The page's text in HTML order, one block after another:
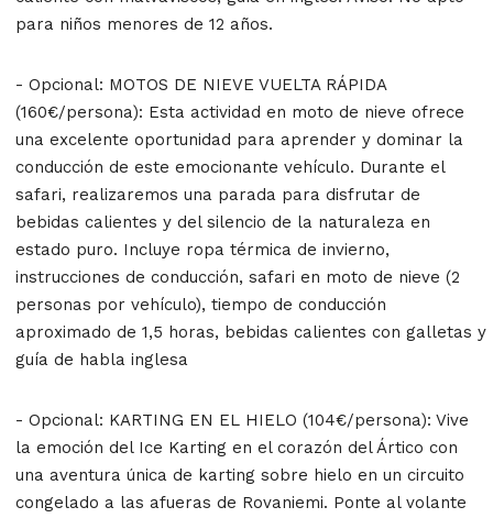
para niños menores de 12 años.
- Opcional: MOTOS DE NIEVE VUELTA RÁPIDA
(160€/persona): Esta actividad en moto de nieve ofrece
una excelente oportunidad para aprender y dominar la
conducción de este emocionante vehículo. Durante el
safari, realizaremos una parada para disfrutar de
bebidas calientes y del silencio de la naturaleza en
estado puro. Incluye ropa térmica de invierno,
instrucciones de conducción, safari en moto de nieve (2
personas por vehículo), tiempo de conducción
aproximado de 1,5 horas, bebidas calientes con galletas y
guía de habla inglesa
- Opcional: KARTING EN EL HIELO (104€/persona): Vive
la emoción del Ice Karting en el corazón del Ártico con
una aventura única de karting sobre hielo en un circuito
congelado a las afueras de Rovaniemi. Ponte al volante